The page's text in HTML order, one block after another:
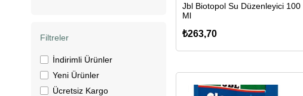
Filtreler
İndirimli Ürünler
Yeni Ürünler
Ücretsiz Kargo
Jbl Biotopol Su Düzenleyici 100
Ml
₺263,70